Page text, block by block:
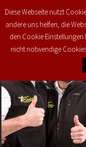
Diese Webseite nutzt
andere uns helfen, die
den Cookie
nicht notwendige